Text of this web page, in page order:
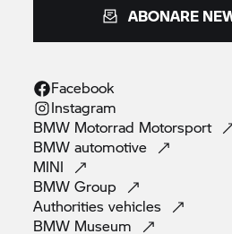
ABONARE
Facebook
Instagram
BMW Motorrad Motorsport
BMWautomotive
MINI
BMWGroup
Authoritiesvehicles
BMW Museum